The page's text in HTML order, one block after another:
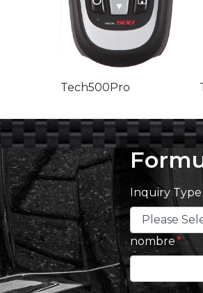
Tech500Pro
Inquiry Type
nombre